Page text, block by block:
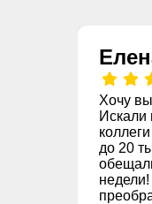
Хочу
Искали
до 20